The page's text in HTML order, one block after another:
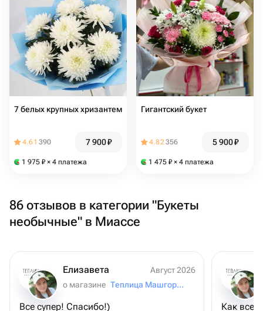
7 белых крупных хризантем
4.61 390 7 900₽
1 975 ₽ × 4 платежа
Гигантский букет
4.82356 5 900₽
1 475 ₽ × 4 платежа
86 отзывов в категории "Букеты
необычные" в Миассе
Елизавета
Август 2026
о магазине
Теплица Машгородок
Все супер! Спасибо!) Как